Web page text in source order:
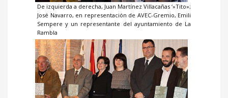
De izquierda a derecha, Juan Martínez Villacañas ‘»Tito»;
José Navarro, en representación de AVEC-Gremio, Emili
Sempere y un representante del ayuntamiento de La
Rambla